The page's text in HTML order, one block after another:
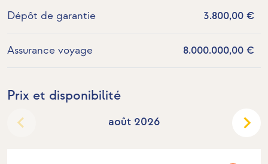
Dépôt de garantie 3.800,00 €
Assurance voyage 8.000.000,00 €
Prix et disponibilité
août 2026